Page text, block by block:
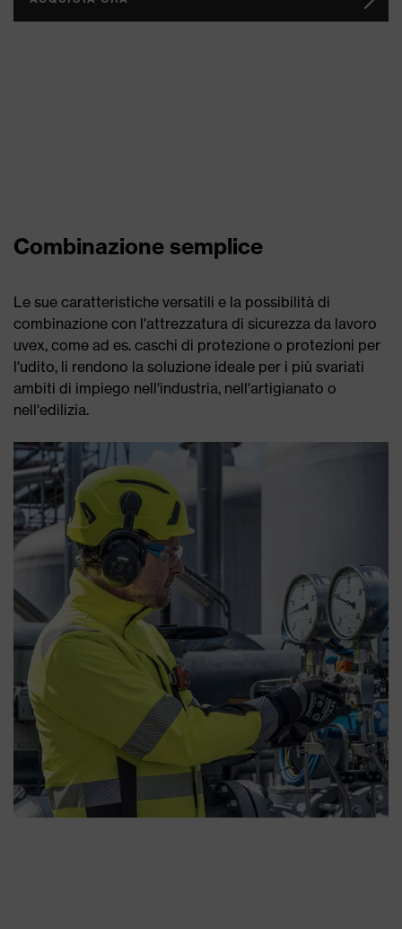
Combinazione semplice
Le sue caratteristiche versatili e la possibilità di
combinazione con l'attrezzatura di sicurezza da lavoro
uvex, come ad es. caschi di protezione o protezioni per
l'udito, li rendono la soluzione ideale per i più svariati
ambiti di impiego nell'industria, nell'artigianato o
nell'edilizia.